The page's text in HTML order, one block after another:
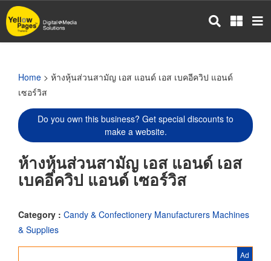
Skip
to
main
Home > ห้างหุ้นส่วนสามัญ เอส แอนด์ เอส เบคอีควิป แอนด์
เซอร์วิส
Do you own this business? Get special discounts to
make a website.
ห้างหุ้นส่วนสามัญ เอส แอนด์ เอส
เบคอีควิป แอนด์ เซอร์วิส
Category : Candy & Confectionery Manufacturers Machines
& Supplies
Ad